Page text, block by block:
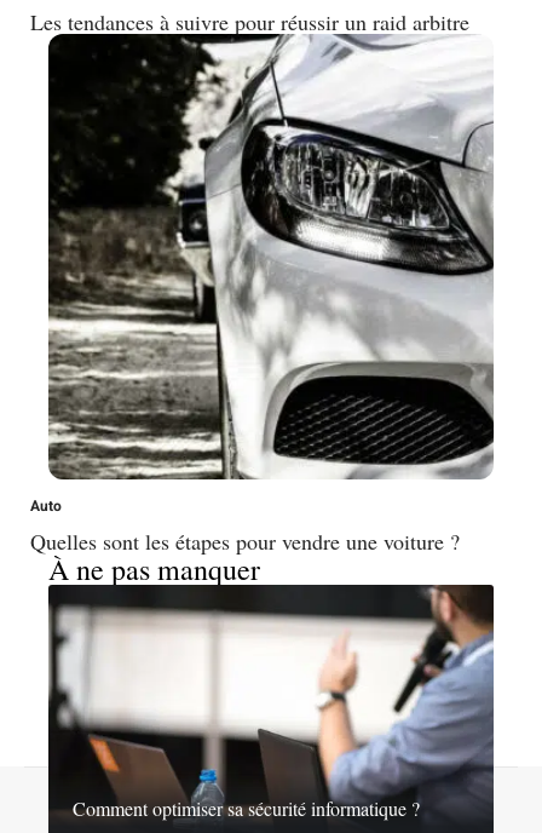
Les tendances à suivre pour réussir un raid arbitre
Auto
Quelles sont les étapes pour vendre une voiture ?
À ne pas manquer
Comment optimiser sa sécurité informatique ?
Contact Mentions légales Sitemap